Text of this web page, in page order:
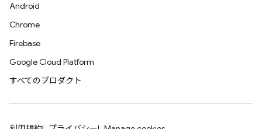
Android
Chrome
Firebase
Google Cloud Platform
すべてのプロダクト